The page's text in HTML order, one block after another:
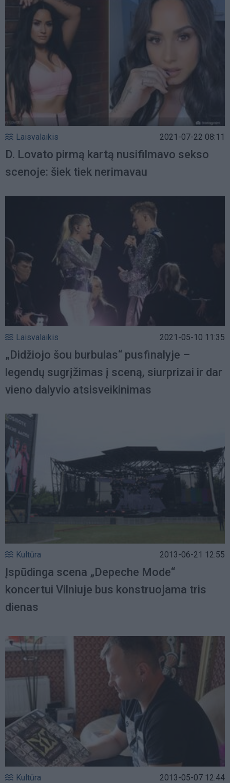
Laisvalaikis 2021-07-22 08:11
D. Lovato pirmą kartą nusifilmavo sekso
scenoje: šiek tiek nerimavau
Laisvalaikis 2021-05-10 11:35
„Didžiojo šou burbulas“ pusfinalyje –
legendų sugrįžimas į sceną, siurprizai ir dar
vieno dalyvio atsisveikinimas
Kultūra 2013-06-21 12:55
Įspūdinga scena „Depeche Mode“
koncertui Vilniuje bus konstruojama tris
dienas
Kultūra 2013-05-07 12:44